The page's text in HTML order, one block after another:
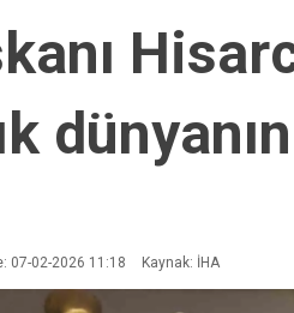
07-02-2026 11:18 Kaynak: İHA